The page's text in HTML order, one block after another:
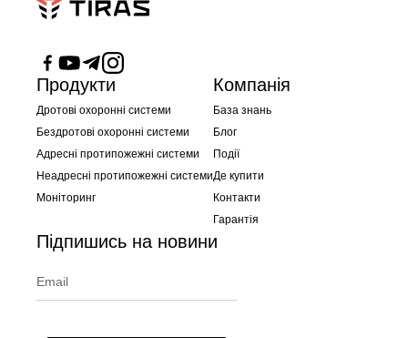
Продукти
Дротові охоронні системи
Бездротові охоронні системи
Адресні протипожежні системи
Неадресні протипожежні системи
Моніторинг
Компанія
База знань
Блог
Події
Де купити
Контакти
Гарантія
Підпишись на новини